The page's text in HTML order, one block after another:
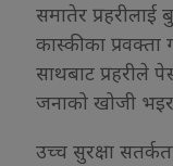
समातेर प्रहरीलाई
कास्कीका प्रवक्ता
साथबाट प्रहरीले
जनाको खोजी
उच्च सुरक्षा